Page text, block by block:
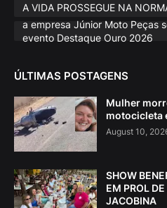
A VIDA PROSSEGUE NA
a empresa Júnior Moto Peças
evento Destaque Ouro 2026
ÚLTIMAS POSTAGENS
Mulher
motocicleta
August 10,
SHOW
EM PROL
JACOBINA